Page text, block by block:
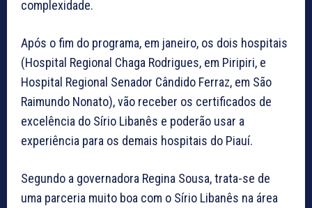
complexidade.
Após o fim do programa, em janeiro, os dois hospitais
(Hospital Regional Chaga Rodrigues, em Piripiri, e
Hospital Regional Senador Cândido Ferraz, em São
Raimundo Nonato), vão receber os certificados de
excelência do Sírio Libanês e poderão usar a
experiência para os demais hospitais do Piauí.
Segundo a governadora Regina Sousa, trata-se de
uma parceria muito boa com o Sírio Libanês na área